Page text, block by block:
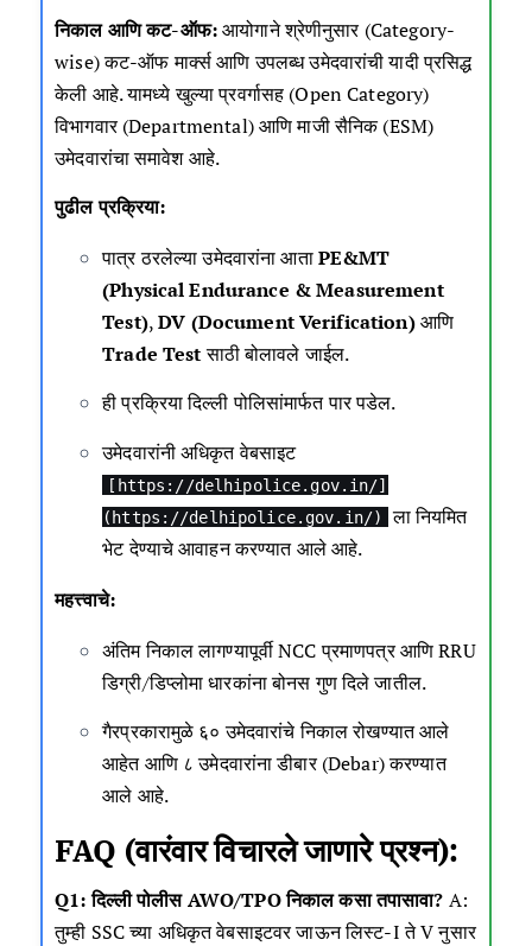
निकालआणि कट-ऑफ:आयोगाने श्रेणीनुसार (Category-
wise) कट-ऑफ मार्क्स आणि उपलब्ध उमेदवारांची यादी प्रसिद्ध
केली आहे. यामध्ये खुल्या प्रवर्गासह (Open Category)
विभागवार (Departmental) आणि माजी सैनिक (ESM)
उमेदवारांचा समावेश आहे.
पुढील प्रक्रिया:
पात्र ठरलेल्या उमेदवारांना आताPE&MT
(Physical Endurance & Measurement
Test),DV (Document Verification)आणि
Trade Testसाठी बोलावले जाईल.
ही प्रक्रिया दिल्ली पोलिसांमार्फत पार पडेल.
उमेदवारांनी अधिकृत वेबसाइट
[https://delhipolice.gov.in/]
(https://delhipolice.gov.in/) ला नियमित
भेट देण्याचे आवाहन करण्यात आले आहे.
महत्त्वाचे:
अंतिम निकाल लागण्यापूर्वी NCC प्रमाणपत्र आणि RRU
डिग्री/डिप्लोमा धारकांना बोनस गुण दिले जातील.
गैरप्रकारामुळे ६० उमेदवारांचे निकाल रोखण्यात आले
आहेत आणि ८ उमेदवारांना डीबार (Debar) करण्यात
आले आहे.
FAQ (वारंवार विचारले जाणारे प्रश्न):
Q1: दिल्ली पोलीस AWO/TPO निकाल कसा तपासावा? A:
तुम्ही SSC च्या अधिकृत वेबसाइटवर जाऊन लिस्ट-I ते V नुसार